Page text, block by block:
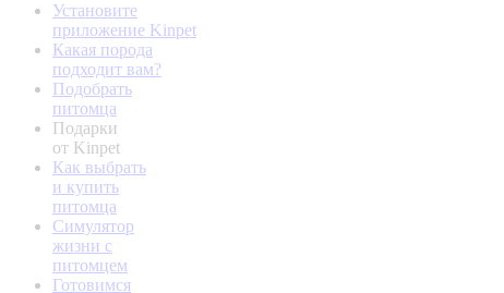
Установите
приложение Kinpet
Какая порода
подходит вам?
Подобрать
питомца
Подарки
от Kinpet
Как выбрать
и купить
питомца
Симулятор
жизни с
питомцем
Готовимся